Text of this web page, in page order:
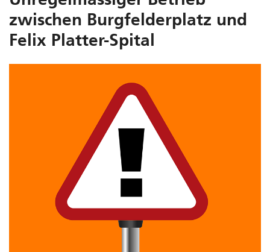
zwischen Burgfelderplatz und
Felix Platter-Spital